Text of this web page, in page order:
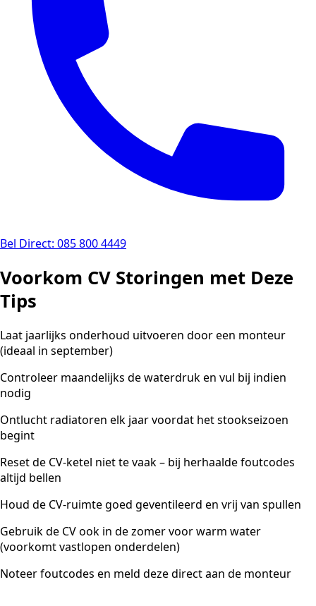
Bel Direct: 085 800 4449
Voorkom CV Storingen met Deze
Tips
Laat jaarlijks onderhoud uitvoeren door een monteur
(ideaal in september)
Controleer maandelijks de waterdruk en vul bij indien
nodig
Ontlucht radiatoren elk jaar voordat het stookseizoen
begint
Reset de CV-ketel niet te vaak – bij herhaalde foutcodes
altijd bellen
Houd de CV-ruimte goed geventileerd en vrij van spullen
Gebruik de CV ook in de zomer voor warm water
(voorkomt vastlopen onderdelen)
Noteer foutcodes en meld deze direct aan de monteur